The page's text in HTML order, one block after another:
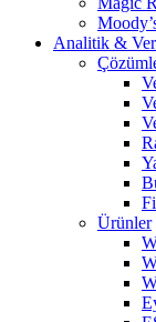
Analitik &
Ürünler